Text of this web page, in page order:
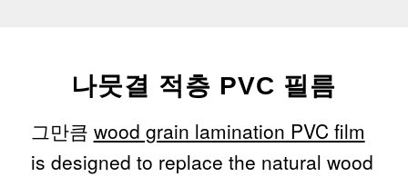
나뭇결 적층 PVC 필름
그만큼 wood grain lamination PVC film
is designed to replace the natural wood